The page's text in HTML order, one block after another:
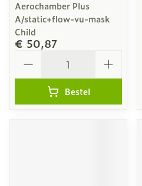
Aerochamber Plus
A/static+flow-vu-mask
Child
€ 50,87
Bestel